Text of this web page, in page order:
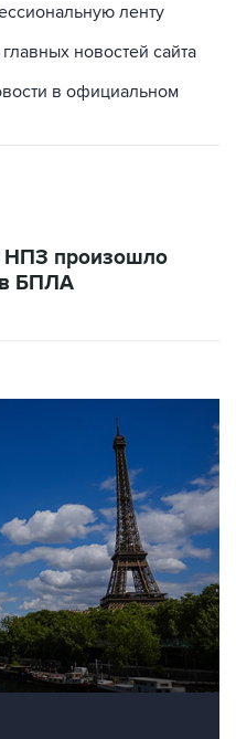
ленту
новостей сайта
в официальном
НПЗ произошло
БПЛА